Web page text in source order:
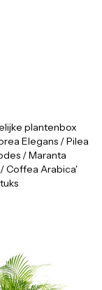
plantenbox
Elegans / Pilea
/ Maranta
Coffea Arabica'